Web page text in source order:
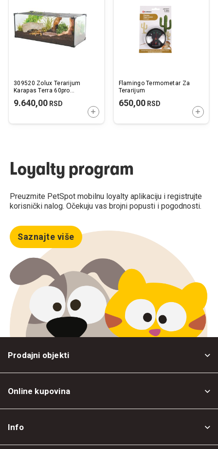
309520 Zolux Terarijum
Karapas Terra 60pro
9.640,00 RSD
DODAJTE U KORPU
Flamingo Termometar Za
Terarijum
650,00RSD
Loyalty program
Preuzmite PetSpot mobilnu loyalty aplikaciju i registrujte
korisnički nalog. Očekuju vas brojni popusti i pogodnosti.
Saznajte više
Prodajni objekti
Online kupovina
Info